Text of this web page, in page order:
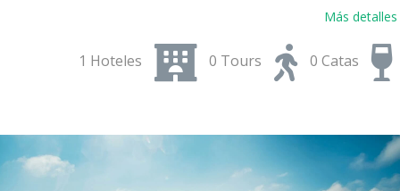
– construida originalmente en 1251,
barroco. A pesar de los daños causados por el
terremoto de 1755, sigue siendo un monumento
Antiguo Palacio del Obispo
– ubicado junto a la
catedral, ofrece una visión del pasado eclesiástico de
Más detalles
1 Hoteles 0 Tours 0 Catas